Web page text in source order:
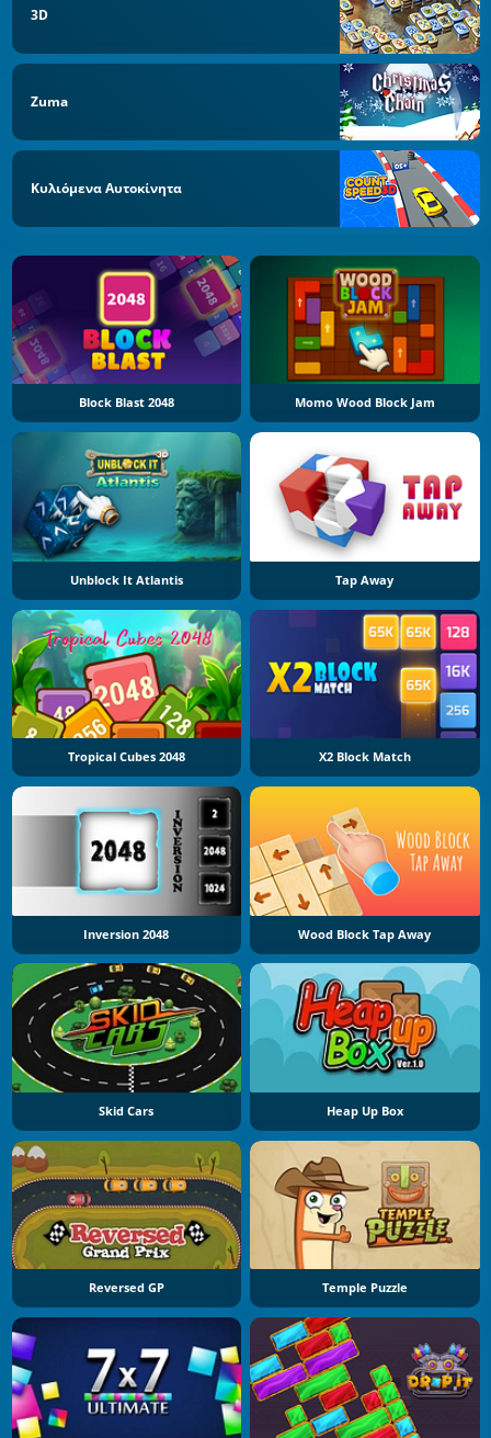
3D
Zuma
Κυλιόμενα Αυτοκίνητα
Block Blast 2048 Momo Wood Block Jam
Unblock It Atlantis Tap Away
Tropical Cubes 2048 X2 Block Match
Inversion 2048 Wood Block Tap Away
Skid Cars Heap Up Box
Reversed GP Temple Puzzle